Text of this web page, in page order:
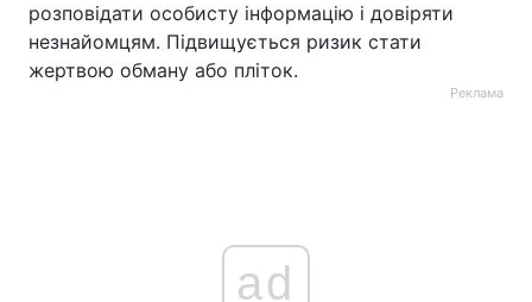
розповідати особисту інформацію і довіряти
незнайомцям. Підвищується ризик стати
жертвою обману або пліток.
Реклама
ad